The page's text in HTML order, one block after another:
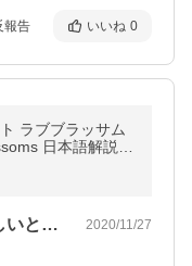
報告 いいね 0
ラブブラッサム
ィング
今まで作ってきた中でも一番難しいと感じ… 2020/11/27